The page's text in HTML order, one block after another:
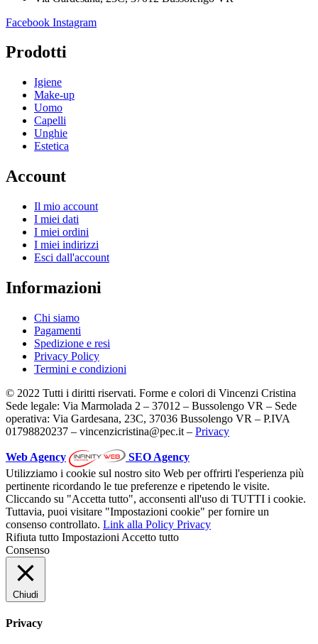
Facebook Instagram
Prodotti
Igiene
Make-up
Uomo
Capelli
Unghie
Estetica
Account
Il mio account
I miei dati
I miei ordini
I miei indirizzi
Esci dall'account
Informazioni
Chi siamo
Pagamenti
Spedizione e resi
Privacy Policy
Termini e condizioni
© 2022 Tutti i diritti riservati. Forme e colori di Vincenzi Cristina
Sede legale: Via Marmolada 2 – 37012 – Bussolengo VR – Sede
operativa: Via Gardesana, 23C, 37036 Bussolengo VR – P.IVA
01798820237 – vincenzicristina@pec.it – Privacy
Web Agency
SEO Agency
Utilizziamo i cookie sul nostro sito Web per offrirti l'esperienza più
pertinente ricordando le tue preferenze e ripetendo le visite.
Cliccando su "Accetta tutto", acconsenti all'uso di TUTTI i cookie.
Tuttavia, puoi visitare "Impostazioni cookie" per fornire un
consenso controllato. Link alla Policy Privacy
Rifiuta tutto Impostazioni Accetto tutto
Consenso
Chiudi
Privacy